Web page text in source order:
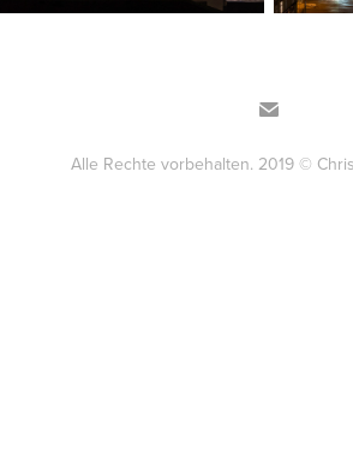
Alle Rechte vorbehalten. 2019 ©